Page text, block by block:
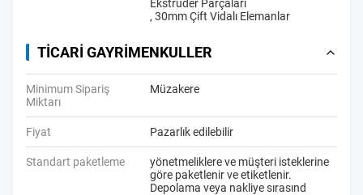
Ekstruder Parçaları
, 30mm Çift Vidalı Elemanlar
TICARI GAYRIMENKULLER
Minimum Sipariş
Miktarı
Müzakere
Fiyat Pazarlık edilebilir
Standart paketleme
yönetmeliklere ve müşteri isteklerine
göre paketlenir ve etiketlenir.
Depolama veya nakliye sırasınd